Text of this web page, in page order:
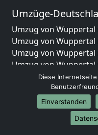
Umzüge-
Umzug von Wuppertal
Umzug von
Umzug von
Umzug von Wuppertal
Umzug von
Umzug von
Umzug von
Umzug von
Umzug von
Diese
Einverstanden